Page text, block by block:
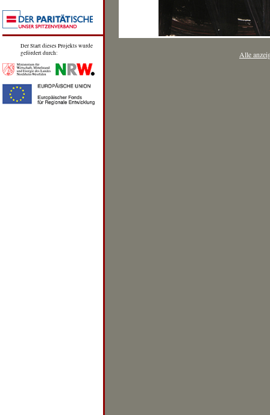
Der Start dieses Projekts wurde
gefördert durch:
Alle